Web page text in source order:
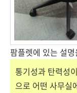
팜플렛에 있는 설
통기성과 탄력성
으로 어떤 사무실